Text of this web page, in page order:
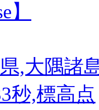
,大隅諸
秒,標高点